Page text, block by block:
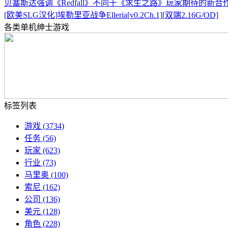
贝塞斯达强调《Redfall》不同于《求生之路》玩家期待的新合
[欧美SLG汉化]埃勒里亚战争Elleria[v0.2Ch.1][双端2.16G/OD]
各类单机绅士游戏
标签列表
游戏 (3734)
任务 (56)
玩家 (623)
行业 (73)
马里奥 (100)
索尼 (162)
公司 (136)
美元 (128)
角色 (228)